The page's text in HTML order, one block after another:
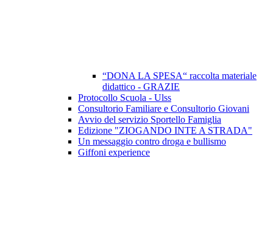
“DONA LA SPESA“ raccolta materiale
didattico - GRAZIE
Protocollo Scuola - Ulss
Consultorio Familiare e Consultorio Giovani
Avvio del servizio Sportello Famiglia
Edizione "ZIOGANDO INTE A STRADA"
Un messaggio contro droga e bullismo
Giffoni experience